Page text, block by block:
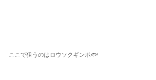
ここで狙うのはロウソクギンポ🐟